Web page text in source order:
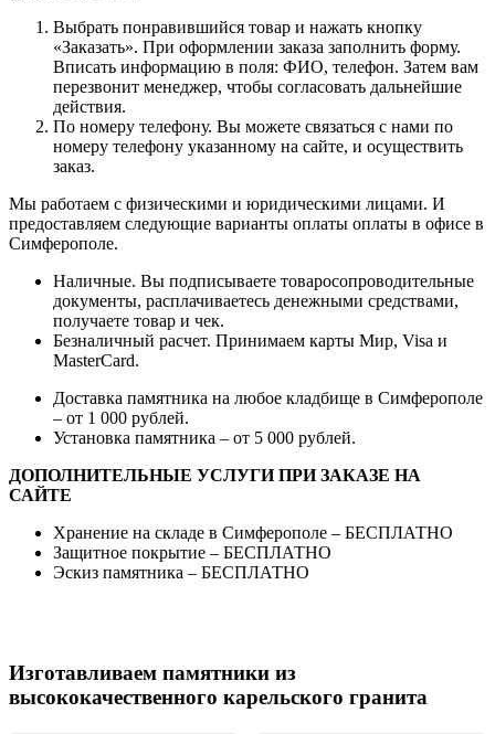
Выбрать понравившийся товар и нажать кнопку
«Заказать». При оформлении заказа заполнить форму.
Вписать информацию в поля: ФИО, телефон. Затем вам
перезвонит менеджер, чтобы согласовать дальнейшие
действия.
По номеру телефону. Вы можете связаться с нами по
номеру телефону указанному на сайте, и осуществить
заказ.
Мы работаем с физическими и юридическими лицами. И
предоставляем следующие варианты оплаты оплаты в офисе в
Симферополе.
Наличные. Вы подписываете товаросопроводительные
документы, расплачиваетесь денежными средствами,
получаете товар и чек.
Безналичный расчет. Принимаем карты Мир, Visa и
MasterCard.
Доставка памятника на любое кладбище в Симферополе
– от 1 000 рублей.
Установка памятника – от 5 000 рублей.
ДОПОЛНИТЕЛЬНЫЕ УСЛУГИ ПРИ ЗАКАЗЕ НА
САЙТЕ
Хранение на складе в Симферополе – БЕСПЛАТНО
Защитное покрытие – БЕСПЛАТНО
Эскиз памятника – БЕСПЛАТНО
Изготавливаем памятники из
высококачественного карельского гранита